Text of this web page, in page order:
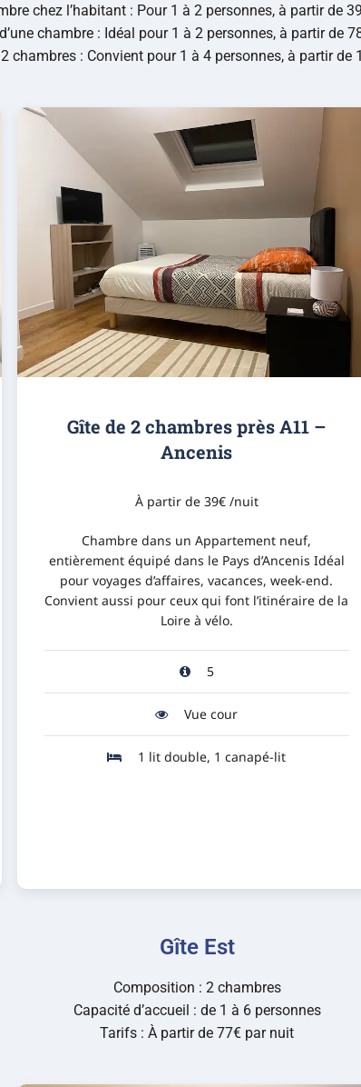
chez l’habitant : Pour 1 à 2 personnes, à partir de
chambre : Idéal pour 1 à 2 personnes, à partir de
chambres : Convient pour 1 à 4 personnes, à partir de
Gîte de 2 chambres près A11 –
Ancenis
À partir de 39€ /nuit
Chambre dans un Appartement neuf,
entièrement équipé dans le Pays d’Ancenis Idéal
pour voyages d’affaires, vacances, week-end.
Convient aussi pour ceux qui font l’itinéraire de la
Loire à vélo.
5
Vue cour
1 lit double, 1 canapé-lit
Gîte Est
Composition : 2 chambres
Capacité d’accueil : de 1 à 6 personnes
Tarifs : À partir de 77€ par nuit